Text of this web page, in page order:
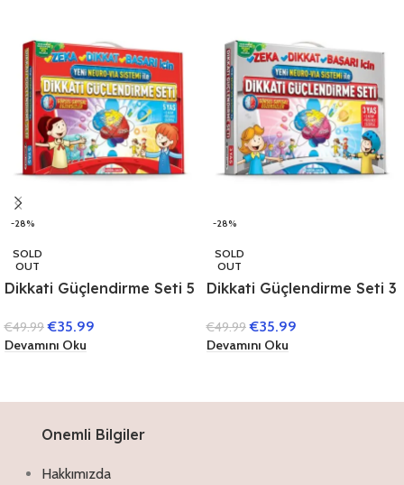
-28%
SOLD
OUT
Dikkati Güçlendirme Seti 5
€49.99 €35.99
Devamını Oku
-28%
SOLD
OUT
Dikkati Güçlendirme Seti 3
€49.99 €35.99
Devamını Oku
Onemli Bilgiler
Hakkımızda